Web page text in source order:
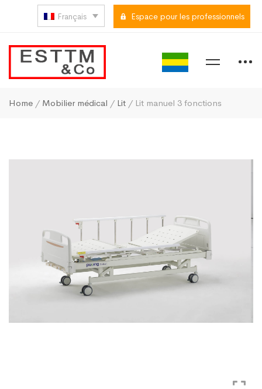
Français Espace pour les professionnels
Home / Mobilier médical / Lit / Lit manuel 3 fonctions